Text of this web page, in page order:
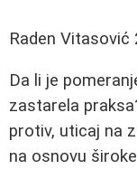
Raden Vitasović
Da li je
zastarela
protiv, uticaj na
na osnovu